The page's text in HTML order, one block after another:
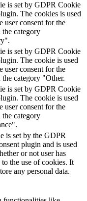
is set by GDPR Cookie
The cookies is used
user consent for the
category
is set by GDPR Cookie
The cookie is used
user consent for the
the category "Other.
is set by GDPR Cookie
The cookie is used
user consent for the
category
is set by the GDPR
plugin and is used
or not user has
to the use of cookies. It
any personal data.